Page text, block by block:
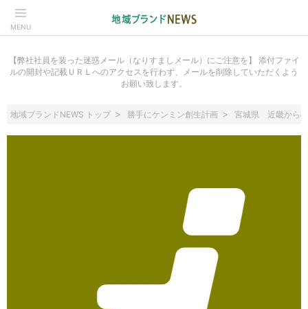
MENU
【弊社社員を装った迷惑メール（なりすましメール）にご注意を】 添付ファイ
ルの開封や記載ＵＲＬへのアクセスを行わず、メールを削除していただくよう
お願い致します。
地域ブランドNEWS トップ 勝手にケンミン創生計画 宮城県 近畿から